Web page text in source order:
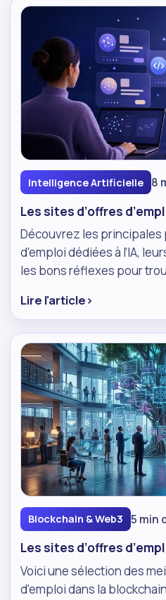
Intelligence Artificielle 8
Les sites d’offres
Découvrez les principales
d’emploi dédiées à l’IA,
les bons réflexes pour
Lire l'article›
Blockchain & Web3 5 min
Les sites d’offres
Voici une sélection des
d'emploi dans la